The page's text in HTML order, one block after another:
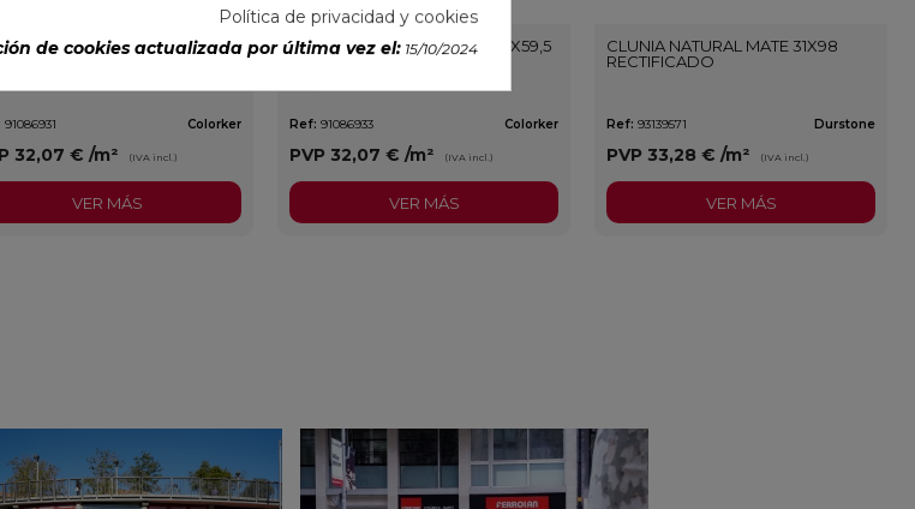
MOON MATE 29,5X59,5
91086931 Colorker
32,07 € /m² (IVA incl.)
VER MÁS
CONCEPT CREAM MATE 29,5X59,5
RECTIFICADO
Ref: 91086933 Colorker
PVP 32,07 €/m² (IVA incl.)
VER MÁS
CLUNIA NATURAL MATE 31X98
RECTIFICADO
Ref: 93139571 Durstone
PVP 33,28 €/m² (IVA incl.)
VER MÁS
Política de privacidad y cookies
de cookies actualizada por última vez el: 15/10/2024